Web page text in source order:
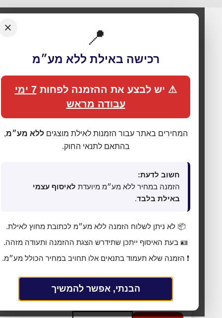
🍪 אנחנו משתמשים בעוגיות כדי לשפר את החוויה
שלך
התאמת תכנים ופרסום ממוקד. בלחיצה על
מסכים לכל הקטגוריות כמפורט ב מדיניות הפרטיות. באפשרותך
⚙ נהל העדפות פרטיות
📍
רכישה באילת ללא מע״מ
⚠ יש לבצע את ההזמנה לפחות 7 ימי
עבודה מראש
המחירים באתר עבור הזמנות לאילת מוצגיםללא מע״מ,
בהתאם לתנאי החוק.
חשוב לדעת:
הזמנה במחיר ללא מע״מ מיועדתלאיסוף עצמי
באילת בלבד.
📦 לא ניתן לשלוח הזמנה ללא מע״מ לכתובת מחוץ לאילת.
❗ הזמנה שלא תעמוד בתנאים אלו תחויב במחיר הכולל מע״מ.
הבנתי, אפשר להמשיך